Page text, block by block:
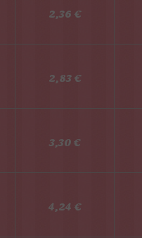
2,36 €
2,83 €
3,30 €
4,24 €